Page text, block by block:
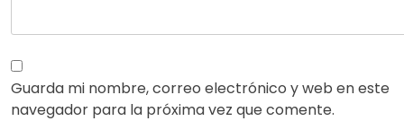
Guarda mi nombre, correo electrónico y web en este
navegador para la próxima vez que comente.